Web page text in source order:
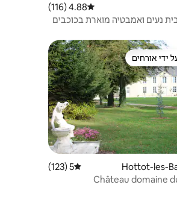
דירוג ממוצע של 4.88 מתוך 5, 116 ביקורות
4.88 (116)
נעים ואמבטיה מוארת בכוכבים
נכסים מועדפים על ידי אורחים
ידי אורחים
דירוג ממוצע של 5 מתוך 5, 123 ביקורות
5 (123)
Château domaine